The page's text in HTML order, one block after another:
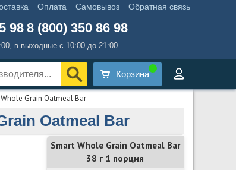
Оплата Самовывоз Обратная связь
98 8 (800) 350 86 98
в выходные с 10:00 до 21:00
Корзина
Grain Oatmeal Bar
Oatmeal Bar
Smart Whole Grain Oatmeal Bar
38 г 1 порция